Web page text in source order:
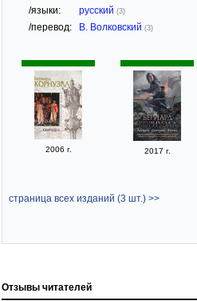
/языки: русский (3)
/перевод: В. Волковский (3)
2006 г. 2017 г.
страница всех изданий (3 шт.) >>
Отзывы читателей